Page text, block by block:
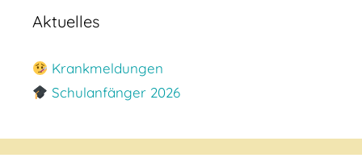
Aktuelles
Krankmeldungen
Schulanfänger 2026